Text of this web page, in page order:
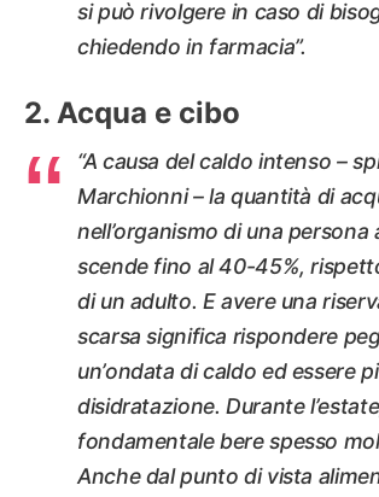
si può rivolgere in caso di
chiedendo in farmacia”.
Acqua e cibo
“A causa del caldo intenso –
Marchionni – la quantità di
nell’organismo di una persona
scende fino al 40-45%,
di un adulto. E avere una
scarsa significa rispondere
un’ondata di caldo ed essere
disidratazione. Durante
fondamentale bere spesso
Anche dal punto di vista